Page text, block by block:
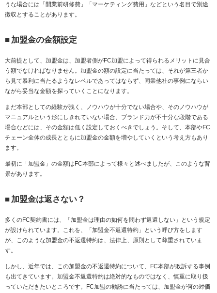
うな場合には「開業前研修費」「マーケティング費用」などという名目で別途
徴収とすることがあります。
■ 加盟金の金額設定
大前提として、加盟金は、加盟者側がFC加盟によって得られるメリットに見合
う額でなければなりません。加盟金の額の設定に当たっては、それが第三者か
ら見て暴利に当たるようなレベルであってはならず、同業他社の事例にならい
ながら妥当な金額を探っていくことになります。
まだ本部としての経験が浅く、ノウハウが十分でない場合や、そのノウハウが
マニュアルという形にしきれていない場合、ブランド力が不十分な段階である
場合などには、その金額は低く設定しておくべきでしょう。そして、本部やFC
チェーン全体の成長とともに加盟金の金額を増やしていくという考え方もあり
ます。
最初に「加盟金」の金額は FC本部によって様々と述べましたが、このような背
景があります。
■ 加盟金は返さない？
多くのFC契約書には、「加盟金は理由の如何を問わず返還しない」という規定
が設けられています。これを、「加盟金不返還特約」という呼び方をします
が、このような加盟金の不返還特約は、法律上、原則として尊重されていま
す。
しかし、近年では、この加盟金の不返還特約について、 FC本部が敗訴する事例
も出てきています。加盟金不返還特約は絶対的なものではなく、慎重に取り扱
っていただきたいところです。
FC加盟の勧誘に当たっては、加盟金が何の対価